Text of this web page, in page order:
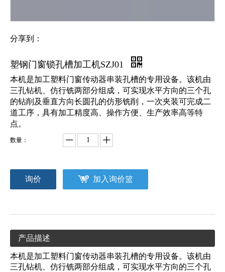
分享到：
塑钢门窗锁孔槽加工机SZJ01
本机是加工塑料门窗传动器串装孔槽的专用设备。该机由
三孔钻机、仿行铣两部分组成，可实现水平方向的三个孔
的钻削及垂直方向长圆孔的仿形铣削，一次夹装可完成二
道工序，具有加工精度高、操作方便、生产效率高等特
点。
数量：
询价 加入询价篮
产品描述
本机是加工塑料门窗传动器串装孔槽的专用设备。该机由
三孔钻机、仿行铣两部分组成，可实现水平方向的三个孔